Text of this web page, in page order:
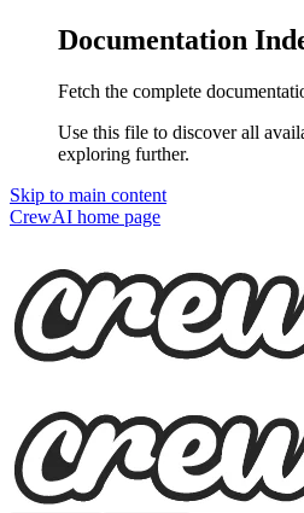
Documentation
Fetch the complete
Use this file to discover all
exploring further.
Skip to main content
CrewAI home page